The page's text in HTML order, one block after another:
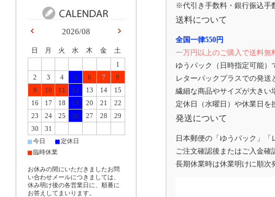
※代引き手数料・銀行振込手
送料について
全国一律550円
一万円以上のご購入で送料無
ゆうパック（日時指定可能）
レターパックプラスでの発
繊細な商品やサイズが大きい
定休日（水曜日）や休業日
発送について
日本郵便の「ゆうパック」
ご注文確認後またはご入金確
長期休業時は休業明けに順次
2026/08
日 月 火 水 木 金
土
1
2
3 4 5 6 7
8
9
10 11 12 13 14
15
16
17 18 19 20 21
22
23
24 25 26 27 28
29
30
31
■今日 ■定休日
■臨時休業
お休みの間にいただきましたお問
い合わせメールにつきましては、
休み明け後の各営業日に、順番に
お答えしてまいります。